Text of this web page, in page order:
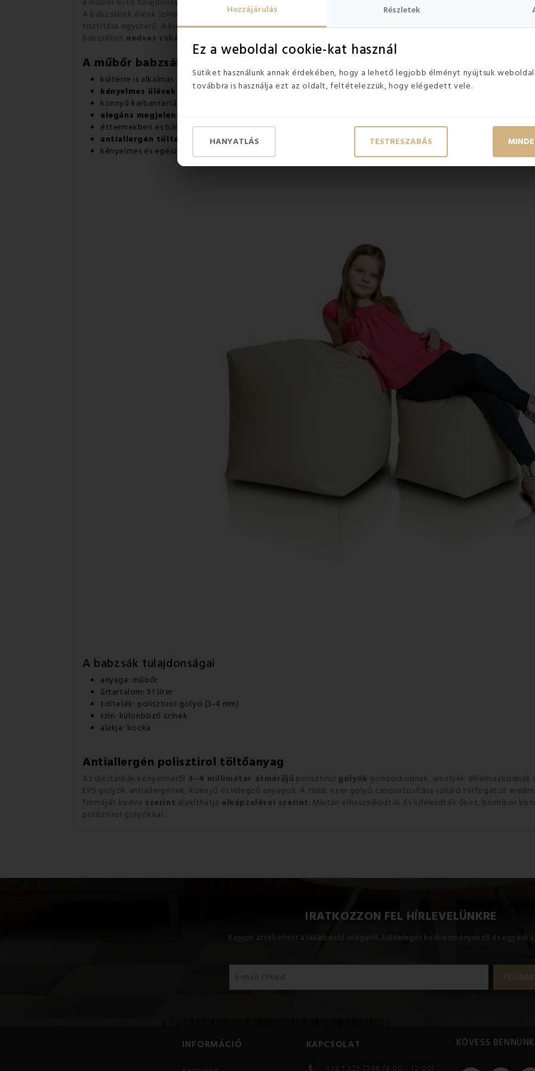
Hozzájárulás Részletek
Ez a weboldal cookie-kat használ
Sütiket használunk annak érdekében, hogy a lehető legjobb élményt nyújtsuk
továbbra is használja ezt az oldalt, feltételezzük, hogy elégedett vele.
HANYATLÁS TESTRESZABÁS
a műbőr hűtő tulajdonságait, különösen a nyári melegben.
A babzsákok élénk színei
, ezért bárokba, éttermekbe és nyári teraszokra vagy kertjükbe is alkalmasak.
tisztítása egyszerű. A kisgyermekes szülők is imádni fogják a tisztításának egyszerűségét. Az élelmiszerektől,
babzsákot nedves ruhával könnyen megtisztíthatja
A műbőr babzsákfotelek előnyei:
kültérre is alkalmas
kényelmes ülések a teraszon, az erkélyen, a kertben vagy a medencénél
könnyű karbantartás és tisztítás
elegáns megjelenés
éttermekben és bárokban való használatra alkalmas
antiallergén töltelék
kényelmes és egészséges ülést biztosít minden korosztály számára
A babzsák tulajdonságai
anyaga: műbőr
űrtartalom: 51 liter
töltelék: polisztirol golyó (3-4 mm)
szín: különböző színek
alakja: kocka
Antiallergén polisztirol töltőanyag
Az üléstáskák kényelméről 3–4 milliméter átmérőjű polisztirol golyók gondoskodnak, amelyek
EPS golyók antiallergének, könnyű és lélegző anyagok. A több ezer golyó csoportosítása szilárd térfogatot
formáját kedve szerint alakíthatja elképzelései szerint. Miután elhasználódtak és kifeküdték őket, bármikor
polisztirol golyókkal.
IRATKOZZON FEL HÍRLEVELÜNKRE
Kapjon áttekintést a lakástextil világáról, különleges kedvezményekről és egyedi
INFORMÁCIÓ KAPCSOLAT
+36 1 323 7346 (8:00 - 12:00)
KÖVESS